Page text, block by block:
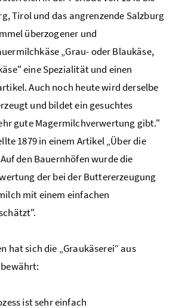
Tirol und das angrenzende Salzburg
überzogener und
„Grau- oder Blaukäse,
eine Spezialität und einen
Auch noch heute wird derselbe
und bildet ein gesuchtes
gute Magermilchverwertung gibt."
1879 in einem Artikel „Über die
den Bauernhöfen wurde die
der bei der Buttererzeugung
mit einem einfachen
hat sich die „Graukäserei“ aus
ist sehr einfach